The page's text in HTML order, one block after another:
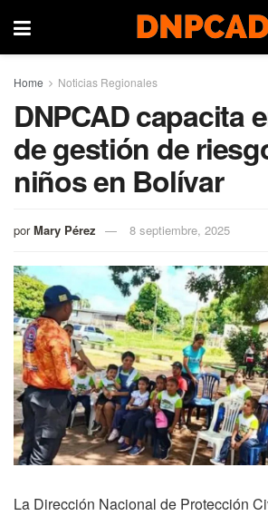
Home Noticias Regionales
DNPCAD capacita
de gestión de
niños en Bolívar
por Mary Pérez 8 septiembre, 2025
La Dirección Nacional de Protección